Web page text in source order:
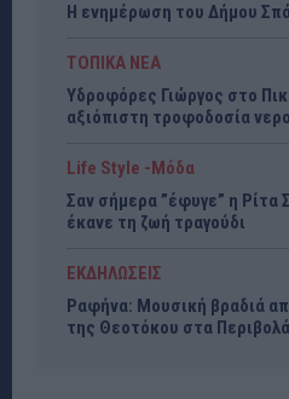
Η ενημέρωση του Δήμου
ΤΟΠΙΚΑ ΝΕΑ
Υδροφόρες Γιώργος στο
αξιόπιστη τροφοδοσία
Life Style -Μόδα
Σαν σήμερα ”έφυγε” η
έκανε τη ζωή τραγούδι
ΕΚΔΗΛΩΣΕΙΣ
Ραφήνα: Μουσική βραδιά
της Θεοτόκου στα